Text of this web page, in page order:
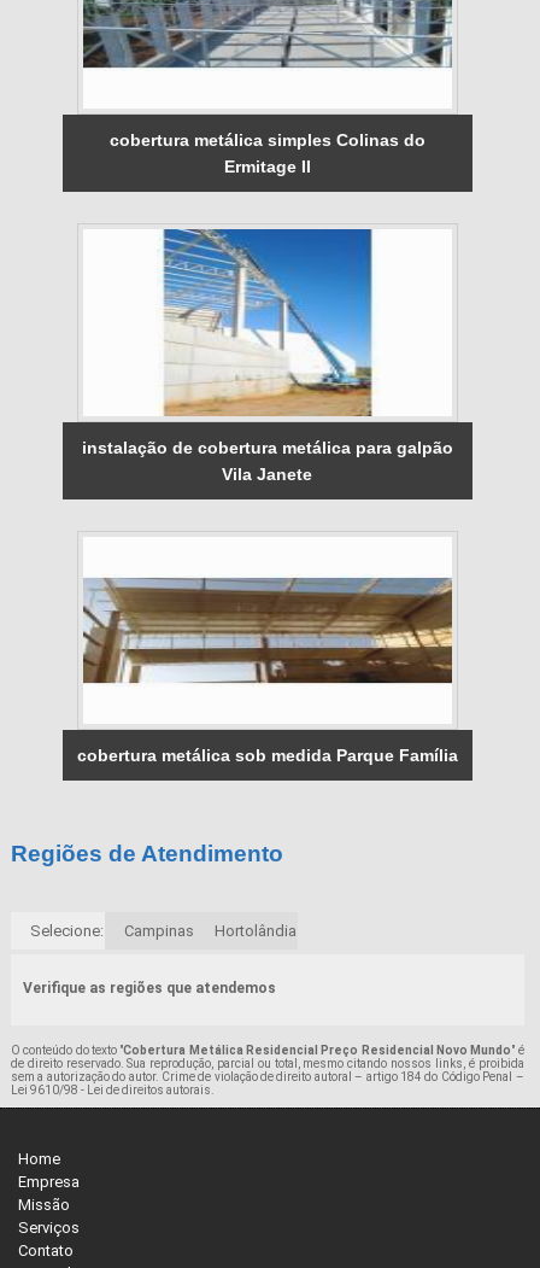
cobertura metálica simples Colinas do
Ermitage II
instalação de cobertura metálica para galpão
Vila Janete
cobertura metálica sob medida Parque Família
Regiões de Atendimento
Selecione: Campinas Hortolândia
Verifique as regiões que atendemos
O conteúdo do texto "Cobertura Metálica Residencial Preço Residencial Novo Mundo" é
de direito reservado. Sua reprodução, parcial ou total, mesmo citando nossos links, é proibida
sem a autorização do autor. Crime de violação de direito autoral – artigo 184 do Código Penal –
Lei 9610/98 - Lei de direitos autorais.
Home
Empresa
Missão
Serviços
Contato